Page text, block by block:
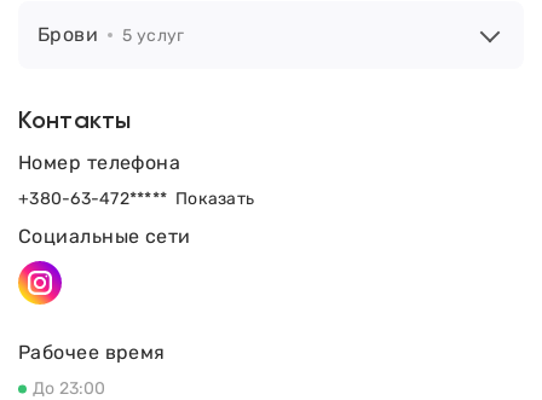
Брови 5 услуг
Контакты
Рабочее время
До 23:00
Номер телефона
+380-63-472***** Показать
Социальные сети